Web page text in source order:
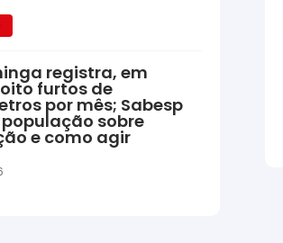
registra, em
furtos de
por mês; Sabesp
sobre
e como agir